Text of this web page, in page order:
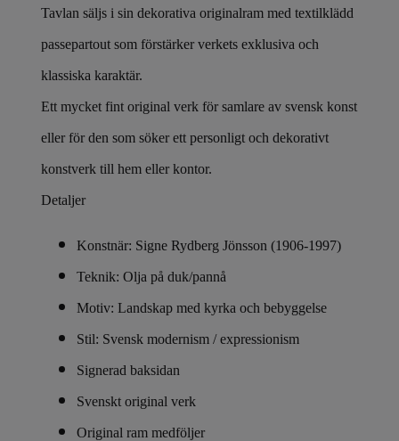
Tavlan säljs i sin dekorativa originalram med textilklädd
passepartout som förstärker verkets exklusiva och
klassiska karaktär.
Ett mycket fint original verk för samlare av svensk konst
eller för den som söker ett personligt och dekorativt
konstverk till hem eller kontor.
Detaljer
Konstnär: Signe Rydberg Jönsson (1906-1997)
Teknik: Olja på duk/pannå
Motiv: Landskap med kyrka och bebyggelse
Stil: Svensk modernism / expressionism
Signerad baksidan
Svenskt original verk
Original ram medföljer